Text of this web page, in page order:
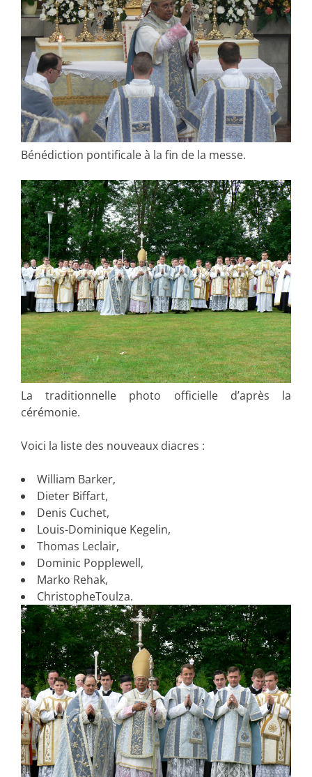
Bénédiction pontificale à la fin de la messe.
La traditionnelle photo officielle d’après la
cérémonie.
Voici la liste des nouveaux diacres :
William Barker,
Dieter Biffart,
Denis Cuchet,
Louis-Dominique Kegelin,
Thomas Leclair,
Dominic Popplewell,
Marko Rehak,
ChristopheToulza.